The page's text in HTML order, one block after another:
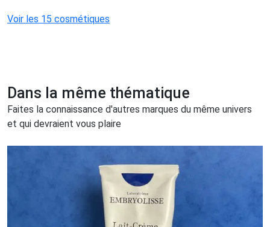
Voir les 15 cosmétiques
Dans la même thématique
Faites la connaissance d'autres marques du même univers
et qui devraient vous plaire